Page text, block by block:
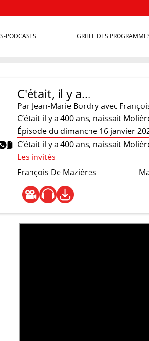
PODCASTS GRILLE DES
C'était, il y a...
Par Jean-Marie Bordryavec
C’était il y a 400 ans, naissait
Épisode du dimanche 16 janvier
C’était il y a 400 ans, naissait
Les invités
François De Mazières